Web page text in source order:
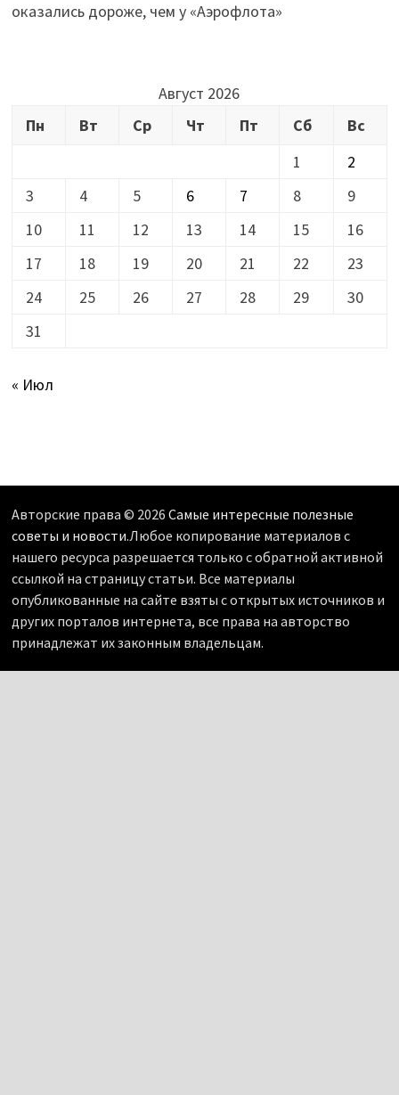
оказались дороже, чем у «Аэрофлота»
Август 2026
Пн
Вт Ср Чт Пт Сб
Вс
1
2
3
4 5 6 7 8
9
10
11 12 13 14 15
16
17
18 19 20 21 22
23
24
25 26 27 28 29
30
31
« Июл
Авторские права © 2026 Самые интересные полезные
советы и новости.Любое копирование материалов с
нашего ресурса разрешается только с обратной активной
ссылкой на страницу статьи. Все материалы
опубликованные на сайте взяты с открытых источников и
других порталов интернета, все права на авторство
принадлежат их законным владельцам.